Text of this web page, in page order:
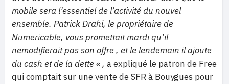
mobile sera l’essentiel de l’activité du nouvel
ensemble. Patrick Drahi, le propriétaire de
Numericable, vous promettait mardi qu’il
nemodifierait pas son offre , et le lendemain il ajoute
du cash et de la dette « , a expliqué le patron de Free
qui comptait sur une vente de SFR à Bouygues pour